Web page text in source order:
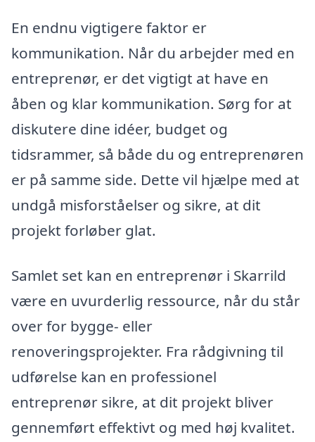
En endnu vigtigere faktor er
kommunikation. Når du arbejder med en
entreprenør, er det vigtigt at have en
åben og klar kommunikation. Sørg for at
diskutere dine idéer, budget og
tidsrammer, så både du og entreprenøren
er på samme side. Dette vil hjælpe med at
undgå misforståelser og sikre, at dit
projekt forløber glat.
Samlet set kan en entreprenør i Skarrild
være en uvurderlig ressource, når du står
over for bygge- eller
renoveringsprojekter. Fra rådgivning til
udførelse kan en professionel
entreprenør sikre, at dit projekt bliver
gennemført effektivt og med høj kvalitet.